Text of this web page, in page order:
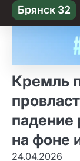
Skip
to content
Брянск 32
Кремль
падение
на фоне
24.04.2026